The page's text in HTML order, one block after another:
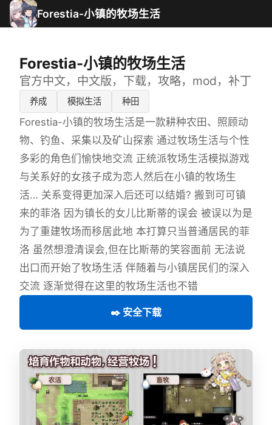
Forestia-小镇的牧场生活
Forestia-小镇的牧场生活
官方中文，中文版，下载，攻略，mod，补丁
养成 模拟生活 种田
Forestia-小镇的牧场生活是一款耕种农田、照顾动
物、钓鱼、采集以及矿山探索 通过牧场生活与个性
多彩的角色们愉快地交流 正统派牧场生活模拟游戏
与关系好的女孩子成为恋人然后在小镇的牧场生
活… 关系变得更加深入后还可以结婚? 搬到可可镇
来的菲洛 因为镇长的女儿比斯蒂的误会 被误以为是
为了重建牧场而移居此地 本打算只当普通居民的菲
洛 虽然想澄清误会,但在比斯蒂的笑容面前 无法说
出口而开始了牧场生活 伴随着与小镇居民们的深入
交流 逐渐觉得在这里的牧场生活也不错
✒️ 安全下载